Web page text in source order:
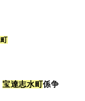
町
宝達志水町係争